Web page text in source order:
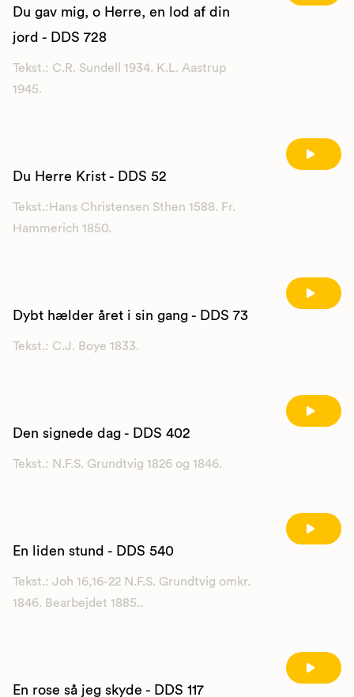
Du gav mig, o Herre, en lod af din
jord - DDS 728
Tekst.: C.R. Sundell 1934. K.L. Aastrup
1945.
Du Herre Krist - DDS 52
Tekst.:Hans Christensen Sthen 1588. Fr.
Hammerich 1850.
Dybt hælder året i sin gang - DDS 73
Tekst.: C.J. Boye 1833.
Den signede dag - DDS 402
Tekst.: N.F.S. Grundtvig 1826 og 1846.
En liden stund - DDS 540
Tekst.: Joh 16,16-22 N.F.S. Grundtvig omkr.
1846. Bearbejdet 1885..
En rose så jeg skyde - DDS 117